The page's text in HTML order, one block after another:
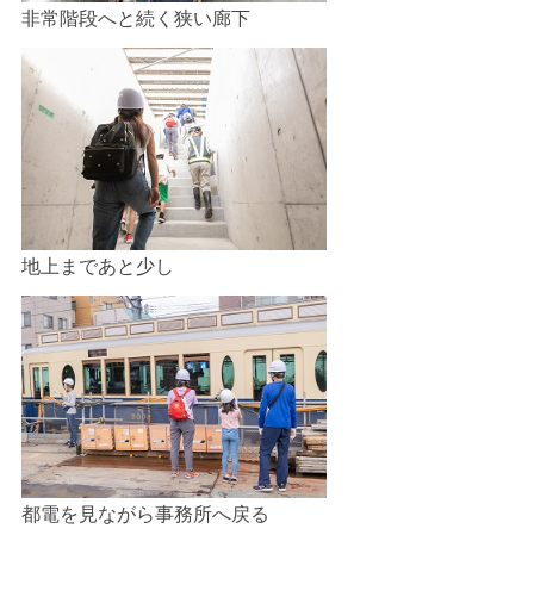
非常階段へと続く狭い廊下
地上まであと少し
都電を見ながら事務所へ戻る